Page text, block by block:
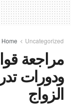
Home Uncategorized
مراجعة
ودورات
الزواج